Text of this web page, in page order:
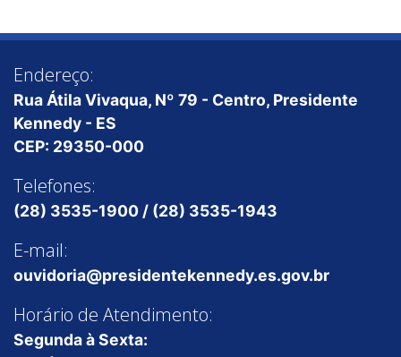
Endereço:
Rua Átila Vivaqua, Nº 79 - Centro, Presidente
Kennedy - ES
CEP: 29350-000
Telefones:
(28) 3535-1900 / (28) 3535-1943
E-mail:
ouvidoria@presidentekennedy.es.gov.br
Horário de Atendimento:
Segunda à Sexta: